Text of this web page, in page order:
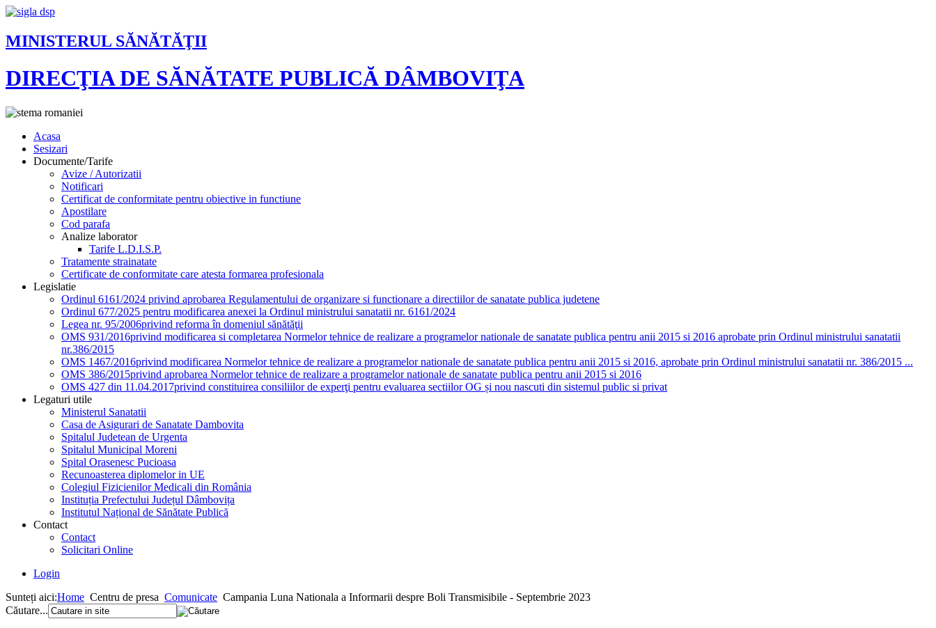
MINISTERUL SĂNĂTĂŢII
DIRECŢIA DE SĂNĂTATE PUBLICĂ DÂMBOVIŢA
Acasa
Sesizari
Documente/Tarife
Avize / Autorizatii
Notificari
Certificat de conformitate pentru obiective in functiune
Apostilare
Cod parafa
Analize laborator
Tarife L.D.I.S.P.
Tratamente strainatate
Certificate de conformitate care atesta formarea profesionala
Legislatie
Ordinul 6161/2024 privind aprobarea Regulamentului de organizare si functionare a directiilor de sanatate publica judetene
Ordinul 677/2025 pentru modificarea anexei la Ordinul ministrului sanatatii nr. 6161/2024
Legea nr. 95/2006privind reforma în domeniul sănătăţii
OMS 931/2016privind modificarea si completarea Normelor tehnice de realizare a programelor nationale de sanatate publica pentru anii 2015 si 2016 aprobate prin Ordinul ministrului sanatatii
nr.386/2015
OMS 1467/2016privind modificarea Normelor tehnice de realizare a programelor nationale de sanatate publica pentru anii 2015 si 2016, aprobate prin Ordinul ministrului sanatatii nr. 386/2015 ...
OMS 386/2015privind aprobarea Normelor tehnice de realizare a programelor nationale de sanatate publica pentru anii 2015 si 2016
OMS 427 din 11.04.2017privind constituirea consiliilor de experţi pentru evaluarea sectiilor OG și nou nascuti din sistemul public si privat
Legaturi utile
Ministerul Sanatatii
Casa de Asigurari de Sanatate Dambovita
Spitalul Judetean de Urgenta
Spitalul Municipal Moreni
Spital Orasenesc Pucioasa
Recunoasterea diplomelor in UE
Colegiul Fizicienilor Medicali din România
Instituția Prefectului Județul Dâmbovița
Institutul Național de Sănătate Publică
Contact
Contact
Solicitari Online
Login
Sunteți aici:Home Centru de presa Comunicate Campania Luna Nationala a Informarii despre Boli Transmisibile - Septembrie 2023
Căutare...